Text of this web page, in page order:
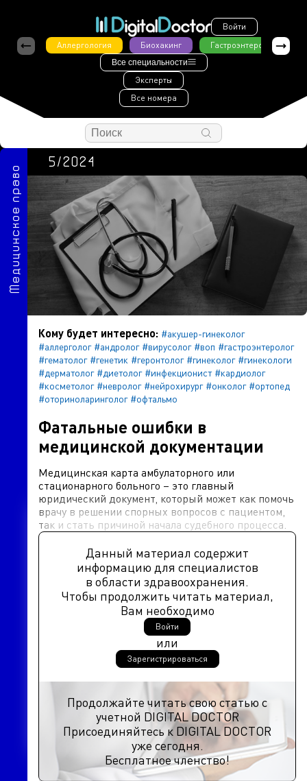
Войти
Аллергология
Биохакинг Гастроэнтерология
Все специальности
Эксперты
Все номера
Медицинское право
5/2024
Кому будет интересно: #акушер-гинеколог
#аллерголог #андролог #вирусолог #воп #гастроэнтеролог
#гематолог #генетик #геронтолог #гинеколог #гинекологи
#дерматолог #диетолог #инфекционист #кардиолог
#косметолог #невролог #нейрохирург #онколог #ортопед
#оториноларинголог #офтальмо
Фатальные ошибки в
медицинской документации
Медицинская карта амбулаторного или
стационарного больного – это главный
юридический документ, который может как помочь
врачу в решении спорных вопросов с пациентом,
так и стать причиной начала судебного процесса.
Данный материал содержит
информацию для специалистов
в области здравоохранения.
Чтобы продолжить читать материал,
Вам необходимо
Войти
или
Зарегистрироваться
Продолжайте читать свою статью с
учетной DIGITAL DOCTOR
Присоединяйтесь к DIGITAL DOCTOR
уже сегодня.
Бесплатное членство!